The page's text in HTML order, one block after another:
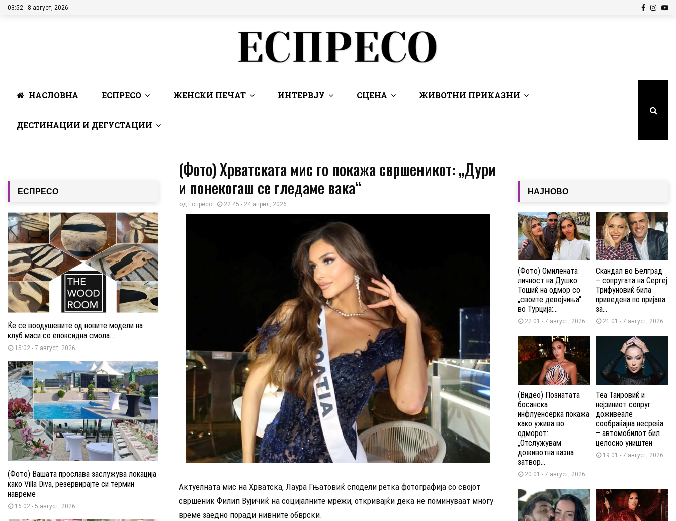
03:52 - 8 август, 2026 Facebook
НАСЛОВНА ЕСПРЕСО ЖЕНСКИ ПЕЧАТ ИНТЕРВЈУ СЦЕНА ЖИВОТНИ ПРИКАЗНИ
ДЕСТИНАЦИИ И ДЕГУСТАЦИИ
(Фото) Хрватската мис го покажа свршеникот: „Дури
и понекогаш се гледаме вака“
од Еспресо 22:45 - 24 април, 2026
Актуелната мис на Хрватска, Лаура Гњатовиќ сподели ретка фотографија со својот
свршеник Филип Вујичиќ на социјалните мрежи, откривајќи дека не поминуваат многу
време заедно поради нивните обврски.
ЕСПРЕСО
Ќе се воодушевите од новите модели на
клуб маси со епоксидна смола...
15:02 - 7 август, 2026
(Фото) Вашата прослава заслужува локација
како Villa Diva, резервирајте си термин
навреме
16:02 - 5 август, 2026
НАЈНОВО
(Фото) Омилената
личност на Душко
Тошиќ на одмор со
„своите девојчиња“
во Турција:...
22:01 - 7 август, 2026
Скандал во Белград
– сопругата на Сергеј
Трифуновиќ била
приведена по пријава
за...
21:01 - 7 август, 2026
(Видео) Познатата
босанска
инфлуенсерка покажа
како ужива во
одморот:
„Отслужувам
доживотна казна
затвор...
20:01 - 7 август, 2026
Теа Таировиќ и
нејзиниот сопруг
доживеале
сообраќајна несреќа
– автомобилот бил
целосно уништен
19:01 - 7 август, 2026